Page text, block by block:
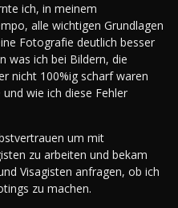
ich, in meinem
alle wichtigen Grundlagen
Fotografie deutlich besser
was ich bei Bildern, die
nicht 100%ig scharf waren
wie ich diese Fehler
um mit
zu arbeiten und bekam
Visagisten anfragen, ob ich
zu machen.